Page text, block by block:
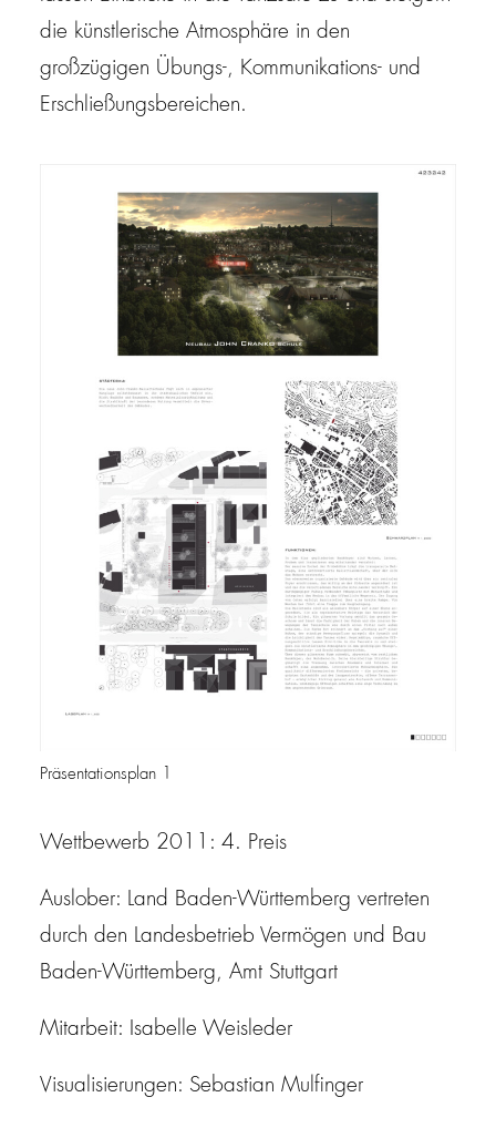
die künstlerische Atmosphäre in den
großzügigen Übungs-, Kommunikations- und
Erschließungsbereichen.
Präsentationsplan 1
Wettbewerb 2011: 4. Preis
Auslober: Land Baden-Württemberg vertreten
durch den Landesbetrieb Vermögen und Bau
Baden-Württemberg, Amt Stuttgart
Mitarbeit: Isabelle Weisleder
Visualisierungen: Sebastian Mulfinger